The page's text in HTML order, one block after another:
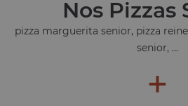
Nos Pizzas
pizza marguerita senior, pizza
senior, ...
+